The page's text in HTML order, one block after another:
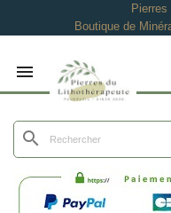
Boutique de

search